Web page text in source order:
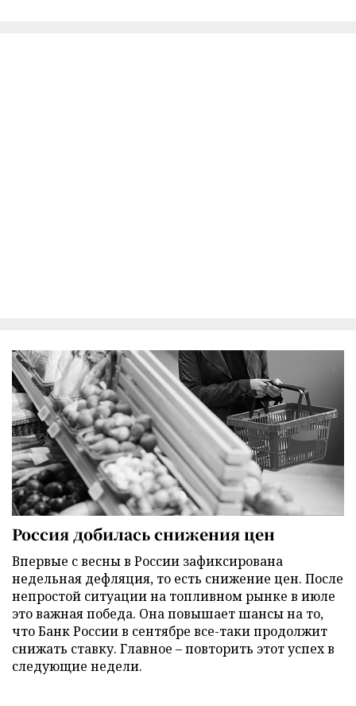
Россия добилась снижения цен
Впервые с весны в России зафиксирована
недельная дефляция, то есть снижение цен. После
непростой ситуации на топливном рынке в июле
это важная победа. Она повышает шансы на то,
что Банк России в сентябре все-таки продолжит
снижать ставку. Главное – повторить этот успех в
следующие недели.